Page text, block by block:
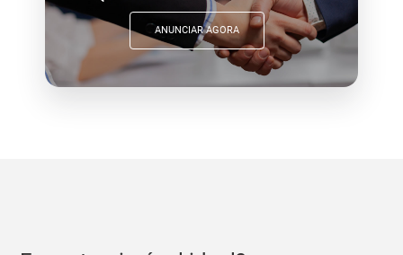
ANUNCIAR AGORA